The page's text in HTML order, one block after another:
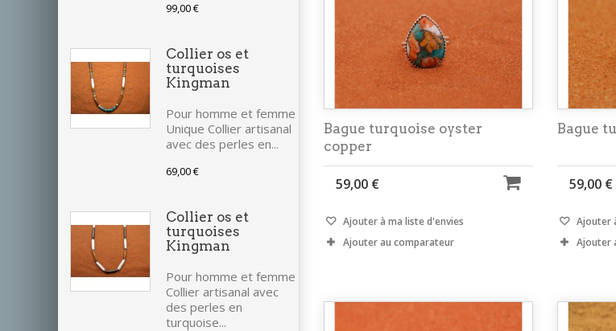
99,00 €
Collier os et
turquoises
Kingman
Pour homme et femme
Unique Collier artisanal
avec des perles en...
69,00 €
Collier os et
turquoises
Kingman
Pour homme et femme
Collier artisanal avec
des perles en
turquoise...
Bague turquoise oyster
copper
59,00 €
Ajouter à ma liste d'envies
Ajouter au comparateur
Bague
59,00 €
Ajouter
Ajouter